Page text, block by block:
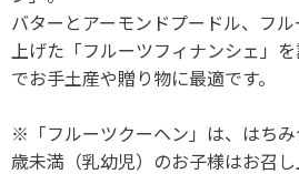
バターとアーモンドプードル、フ
上げた「フルーツフィナンシェ」
でお手土産や贈り物に最適です。
※「フルーツクーヘン」は、はちみ
歳未満（乳幼児）のお子様はお召